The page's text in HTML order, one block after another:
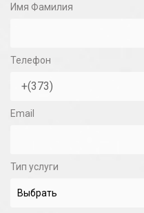
Имя Фамилия
Телефон
Email
Тип услуги